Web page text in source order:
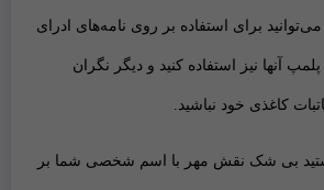
برای استفاده بر روی نامه‌های ادرای
پلمپ آنها نیز استفاده کنید و دیگر نگران
کاغذی خود نباشید.
بی شک نقش مهر با اسم شخصی شما بر